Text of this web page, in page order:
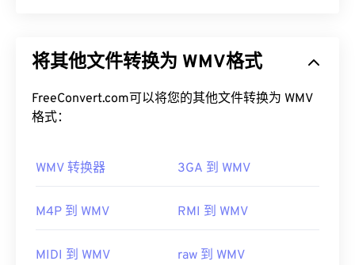
生成易于管理的文件，同时保持视频质量。一种称为
文件。
大多数媒体播放器都可以打开和读取 WMV（和
Microsoft Windows Media Player。WMV
VLC Media Player
是另一个可靠的选择，它可以跨多
将其他文件转换为 WMV格式
FreeConvert.com可以将您的其他文件转换为 WMV
格式：
WMV 转换器 3GA 到 WMV
M4P 到 WMV RMI 到 WMV
MIDI 到 WMV raw 到 WMV